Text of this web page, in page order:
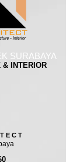
SURABAYA
E C T
& INTERIOR